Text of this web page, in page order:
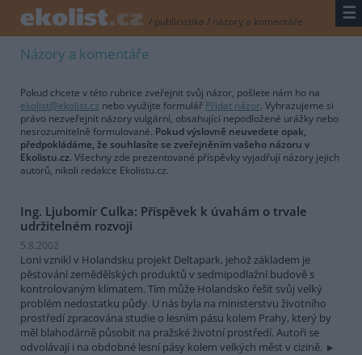
/ publicistika / názory a komentáře ☰
Názory a komentáře
Pokud chcete v této rubrice zveřejnit svůj názor, pošlete nám ho na
ekolist@ekolist.cz nebo využijte formulář Přidat názor. Vyhrazujeme si
právo nezveřejnit názory vulgární, obsahující nepodložené urážky nebo
nesrozumitelně formulované. Pokud výslovně neuvedete opak,
předpokládáme, že souhlasíte se zveřejněním vašeho názoru v
Ekolistu.cz. Všechny zde prezentované příspěvky vyjadřují názory jejich
autorů, nikoli redakce Ekolistu.cz.
Ing. Ljubomír Culka: Příspěvek k úvahám o trvale
udržitelném rozvoji
5.8.2002
Loni vznikl v Holandsku projekt Deltapark, jehož základem je
pěstování zemědělských produktů v sedmipodlažní budově s
kontrolovaným klimatem. Tím může Holandsko řešit svůj velký
problém nedostatku půdy. U nás byla na ministerstvu životního
prostředí zpracována studie o lesním pásu kolem Prahy, který by
měl blahodárně působit na pražské životní prostředí. Autoři se
odvolávají i na obdobné lesní pásy kolem velkých měst v cizině.